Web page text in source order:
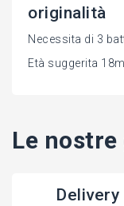
originalità
Necessita di 3
Età suggerita
Le
Delivery